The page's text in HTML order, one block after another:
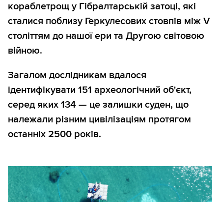
кораблетрощ у Гібралтарській затоці, які
сталися поблизу Геркулесових стовпів між V
століттям до нашої ери та Другою світовою
війною.
Загалом дослідникам вдалося
ідентифікувати 151 археологічний об'єкт,
серед яких 134 — це залишки суден, що
належали різним цивілізаціям протягом
останніх 2500 років.